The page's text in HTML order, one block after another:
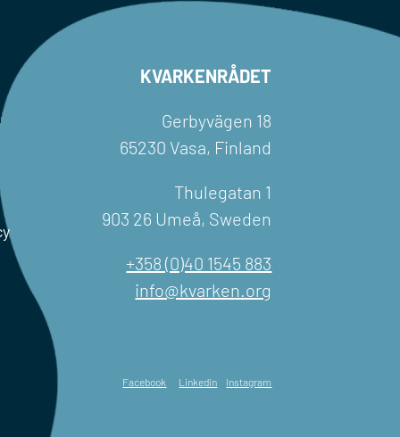
KVARKENRÅDET
Gerbyvägen 18
65230 Vasa, Finland
Thulegatan 1
903 26 Umeå, Sweden
+358 (0)40 1545 883
info@kvarken.org
Facebook Linkedin Instagram